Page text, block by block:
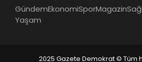
GündemEkonomiSporMagazin
Yaşam
2025 Gazete Demokrat © Tüm